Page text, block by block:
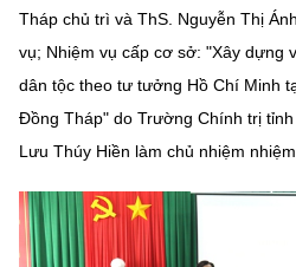
Năng lượng nguyên tử
Tin tổng hợp
Chuyển đổi số
Sở hữu trí tuệ
Tiêu chuẩn, đo lường, chất
Khác
Videos
Infographic
Voice
Tháp chủ trì và ThS. Nguyễn Thị
vụ; Nhiệm vụ cấp cơ sở: "Xây dựng
dân tộc theo tư tưởng Hồ Chí Minh
Đồng Tháp" do Trường Chính trị
Lưu Thúy Hiền làm chủ nhiệm nhiệm